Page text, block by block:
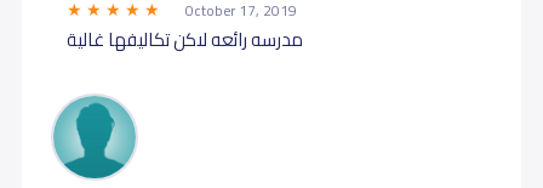
October 17, 2019
مدرسه رائعه لاكن تكاليفها غالية